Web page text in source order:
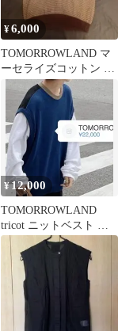
¥6,000
TOMORROWLAND マ
ーセライズコットン ハ
ーフスリーブプルオー
バーニット
¥12,000
TOMORROWLAND
tricot ニットベスト ブ
ルー×ブラック